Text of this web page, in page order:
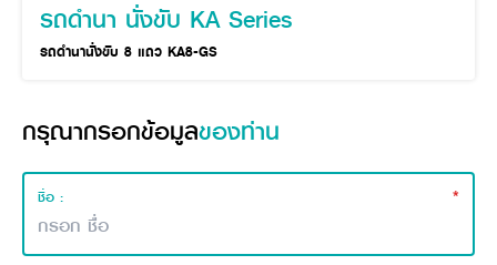
กรุณากรอกข้อมูลของท่าน
ชื่อ : *
รถดำนา นั่งขับ KA Series
รถดำนานั่งขับ 8 แถว KA8-GS